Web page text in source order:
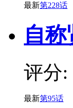
最新第228话
自
评分:
最新第95话